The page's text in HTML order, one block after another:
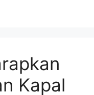
Kapal